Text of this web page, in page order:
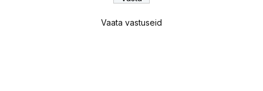
Vaata vastuseid